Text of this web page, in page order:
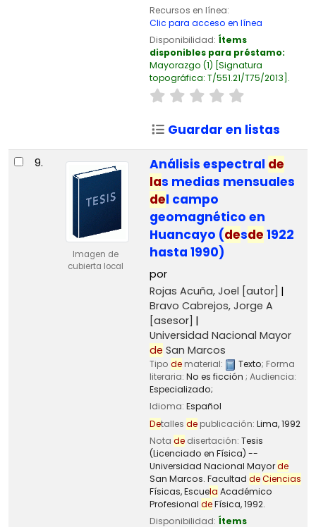
Recursos en línea:
Clic para acceso en línea
Disponibilidad: Ítems
disponibles para préstamo:
Mayorazgo (1) Signatura
topográfica: T/551.21/T75/2013 .
Guardar en listas
9.
Imagen de
cubierta local
Análisis espectral de
las medias mensuales
del campo
geomagnético en
Huancayo (desde 1922
hasta 1990)
por
Rojas Acuña, Joel [autor]
Bravo Cabrejos, Jorge A
[asesor]
Universidad Nacional Mayor
de San Marcos
Tipo dematerial: Texto; Forma
literaria: No es ficción ; Audiencia:
Especializado;
Idioma: Español
Detalles depublicación: Lima,1992
Nota dedisertación: Tesis
(Licenciado en Física) --
Universidad Nacional Mayorde
San Marcos. Facultad deCiencias
Físicas, Escuela Académico
Profesional deFísica, 1992.
Disponibilidad: Ítems